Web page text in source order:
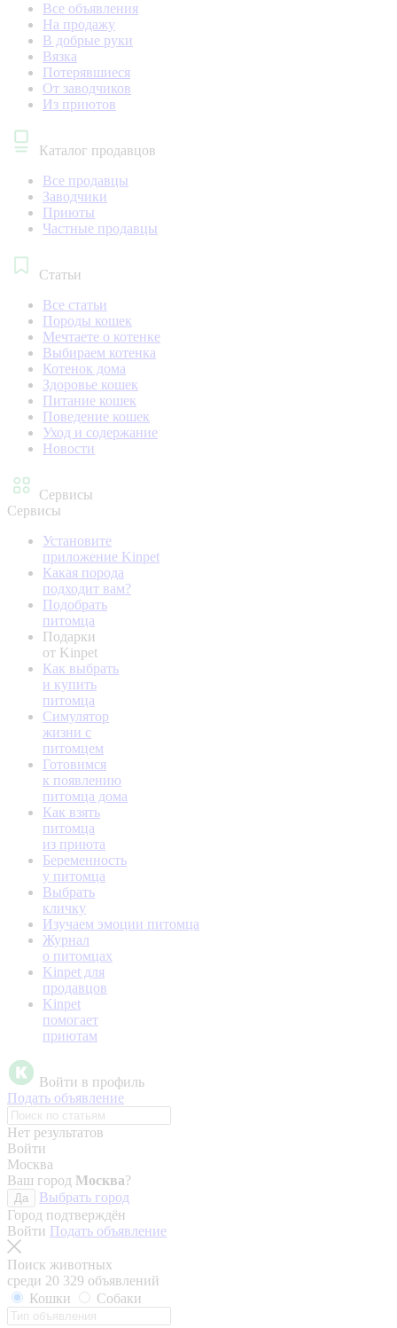
Все объявления
На продажу
В добрые руки
Вязка
Потерявшиеся
От заводчиков
Из приютов
Каталог продавцов
Все продавцы
Заводчики
Приюты
Частные продавцы
Статьи
Все статьи
Породы кошек
Мечтаете о котенке
Выбираем котенка
Котенок дома
Здоровье кошек
Питание кошек
Поведение кошек
Уход и содержание
Новости
Сервисы
Сервисы
Установите
приложение Kinpet
Какая порода
подходит вам?
Подобрать
питомца
Подарки
от Kinpet
Как выбрать
и купить
питомца
Симулятор
жизни с
питомцем
Готовимся
к появлению
питомца дома
Как взять
питомца
из приюта
Беременность
у питомца
Выбрать
кличку
Изучаем эмоции питомца
Журнал
о питомцах
Kinpet для
продавцов
Kinpet
помогает
приютам
Войти в профиль
Подать объявление
Нет результатов
Войти
Москва
Ваш город Москва?
Да
Выбрать город
Город подтверждён
Войти Подать объявление
Поиск животных
среди 20 329 объявлений
Кошки
Собаки